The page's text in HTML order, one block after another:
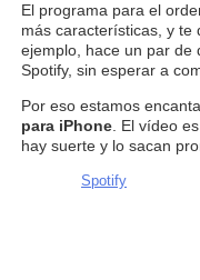
El programa para el
más características, y te
ejemplo, hace un par de
Spotify, sin esperar a
Por eso estamos
para iPhone . El vídeo
hay suerte y lo sacan
Spotify